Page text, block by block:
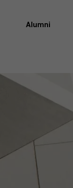
Als excellente
door nieuwe
effectieve
Opening
een globale
Alumni